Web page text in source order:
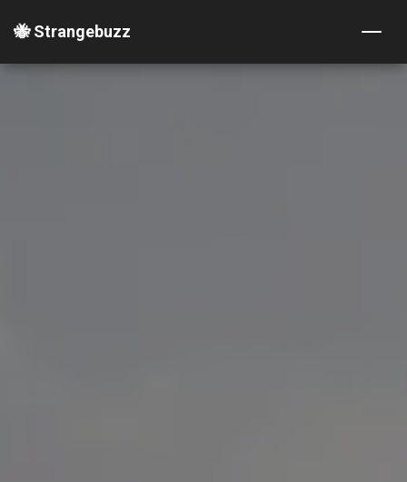
🐝 Strangebuzz